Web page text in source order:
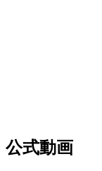
公式動画